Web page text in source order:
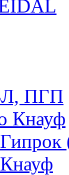
ПГП
Кнауф